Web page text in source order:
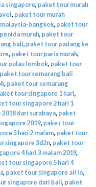
singapore, paket tour murah
, paket tour murah
bangkok, paket tour
murah, paket tour
bali, paket tour padang ke
, paket tour paris murah,
pulau lombok, paket tour
paket tour semarang bali
, paket tour semarang
tour singapore 1 hari,
tour singapore 2 hari 1
dari surabaya, paket
2019, paket tour
3 hari 2 malam, paket tour
singapore 3d2n, paket tour
4 hari 3 malam 2019,
tour singapore 5 hari 4
, paket tour singapore all in,
singapore dari bali, paket